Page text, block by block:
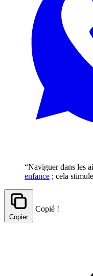
“Naviguer dans les
enfance ; cela
Copier
Copié !